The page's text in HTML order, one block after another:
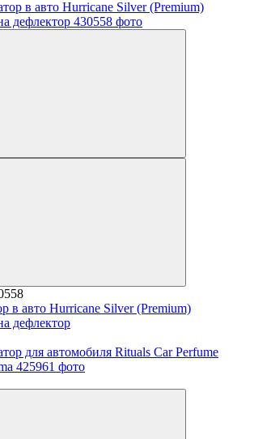
в авто Hurricane Silver (Premium)
дефлектор